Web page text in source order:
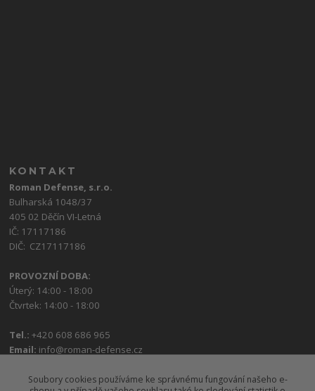
KONTAKT
Roman Defense, s.r.o.
Bulharská 1048/37
405 02 Děčín VI-Letná
IČ: 17117186
DIČ: CZ17117186
PROVOZNÍ DOBA:
Úterý: 14:00 - 18:00
Čtvrtek: 14:00 - 18:00
Tel.:+420 608 686 965
Email: info@roman-defense.cz
Soubory cookies používáme ke správnému fungování našeho e-